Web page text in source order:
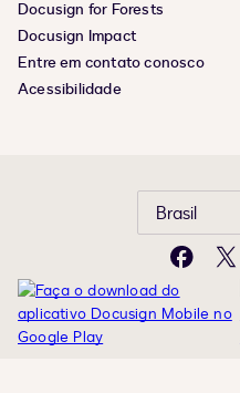
Docusign for Forests
Docusign Impact
Entre em contato conosco
Acessibilidade
Brasil
Facebook
X